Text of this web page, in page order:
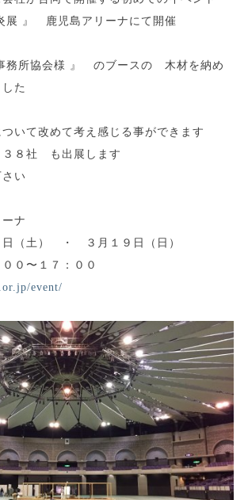
展 』 鹿児島アリーナにて開催
務所協会様 』 のブースの 木材を納め
た
て改めて考え感じる事ができます
８社 も出展します
い
ナ
日（土） ・ ３月１９日（日）
０〜１７：００
event/